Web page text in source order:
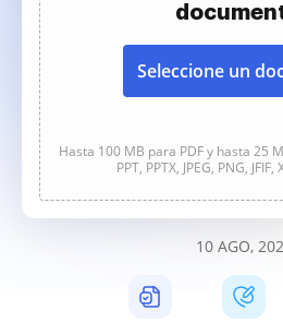
Seleccione un
Hasta 100 MB para PDF y hasta 25
PPT, PPTX, JPEG, PNG, JFIF,
10 AGO,